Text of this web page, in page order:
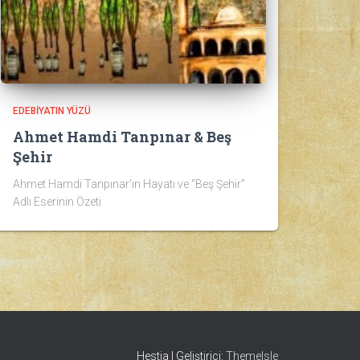
EDEBIYATIN YÜZÜ
Ahmet Hamdi Tanpınar & Beş
Şehir
Ahmet Hamdi Tanpınar’ın Hayatı ve “Beş Şehir”
Adlı Eserinin Özeti
Hestia | Geliştirici: ThemeIsle